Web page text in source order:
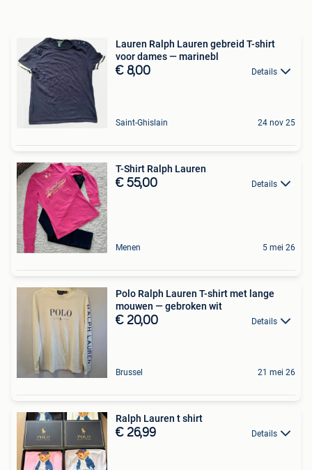
Lauren Ralph Lauren gebreid T-shirt
voor dames — marinebl
€ 8,00 Details
Saint-Ghislain 24 nov 25
T-Shirt Ralph Lauren
€ 55,00 Details
Menen 5 mei 26
Polo Ralph Lauren T-shirt met lange
mouwen — gebroken wit
€ 20,00 Details
Brussel 21 mei 26
Ralph Lauren t shirt
€ 26,99 Details